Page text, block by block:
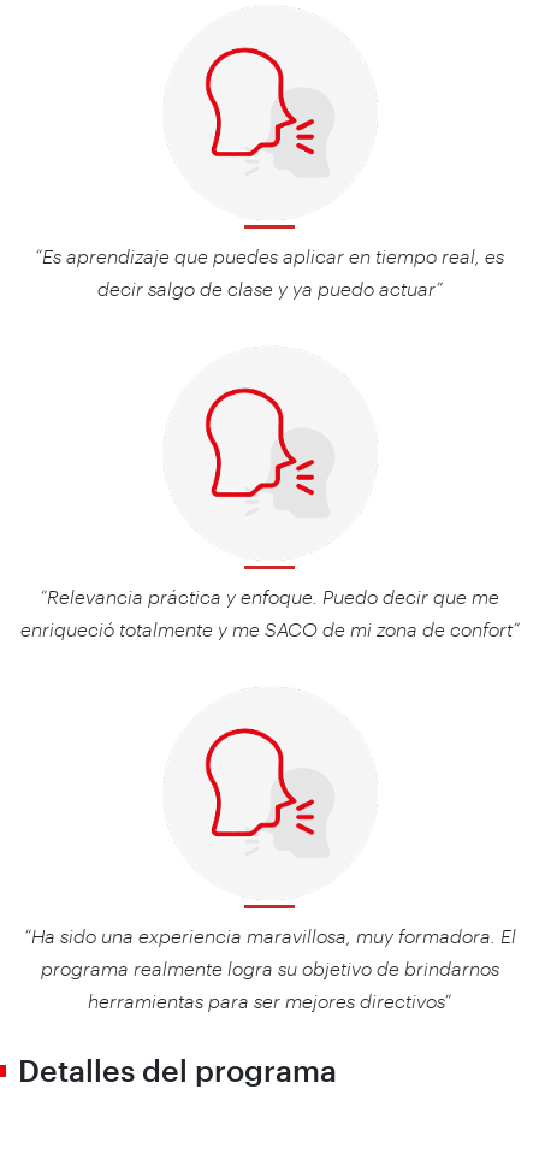
“Es aprendizaje que puedes aplicar en tiempo real, es
decir salgo de clase y ya puedo actuar”
“Relevancia práctica y enfoque. Puedo decir que me
enriqueció totalmente y me SACO de mi zona de confort”
“Ha sido una experiencia maravillosa, muy formadora. El
programa realmente logra su objetivo de brindarnos
herramientas para ser mejores directivos”
Detalles del programa